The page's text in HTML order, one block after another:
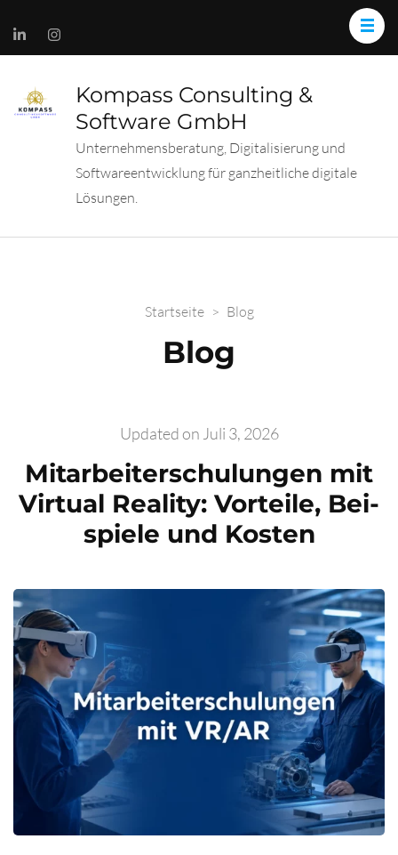
Kompass Consulting &
Software GmbH
Unternehmensberatung, Digitalisierung und
Softwareentwicklung für ganzheitliche digitale
Lösungen.
Startseite > Blog
Blog
Updated on Juli 3, 2026
Mit­ar­bei­ter­schu­lun­gen mit
Vir­tu­al Rea­li­ty: Vor­tei­le, Bei­
spie­le und Kos­ten